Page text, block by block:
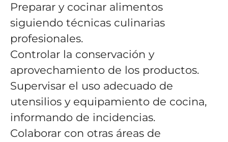
Preparar y cocinar alimentos
siguiendo técnicas culinarias
profesionales.
Controlar la conservación y
aprovechamiento de los productos.
Supervisar el uso adecuado de
utensilios y equipamiento de cocina,
informando de incidencias.
Colaborar con otras áreas de